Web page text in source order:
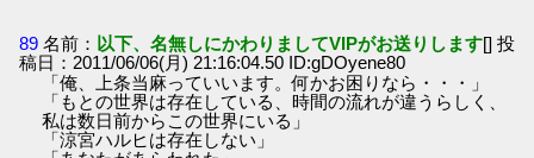
89 名前： 以下、名無しにかわりましてVIPがお送りします[] 投
稿日：2011/06/06(月) 21:16:04.50 ID:gDOyene80
「俺、上条当麻っていいます。何かお困りなら・・・」
「もとの世界は存在している、時間の流れが違うらしく、
私は数日前からこの世界にいる」
「涼宮ハルヒは存在しない」